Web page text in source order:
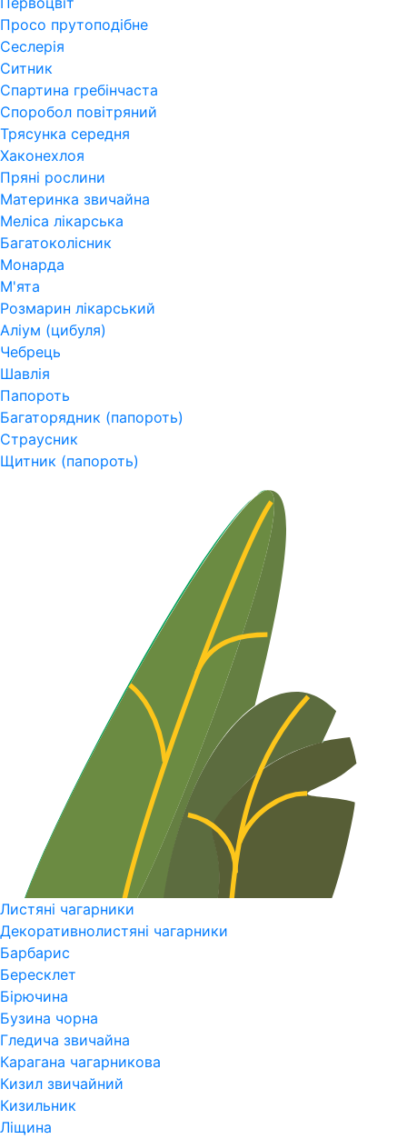
Просо прутоподібне
Сеслерія
Ситник
Спартина гребінчаста
Споробол повітряний
Трясунка середня
Хаконехлоя
Пряні рослини
Материнка звичайна
Меліса лікарська
Багатоколісник
Монарда
М'ята
Розмарин лікарський
Аліум (цибуля)
Чебрець
Шавлія
Папороть
Багаторядник (папороть)
Страусник
Щитник (папороть)
Листяні чагарники
Декоративнолистяні чагарники
Барбарис
Бересклет
Бірючина
Бузина чорна
Гледича звичайна
Карагана чагарникова
Кизил звичайний
Кизильник
Ліщина